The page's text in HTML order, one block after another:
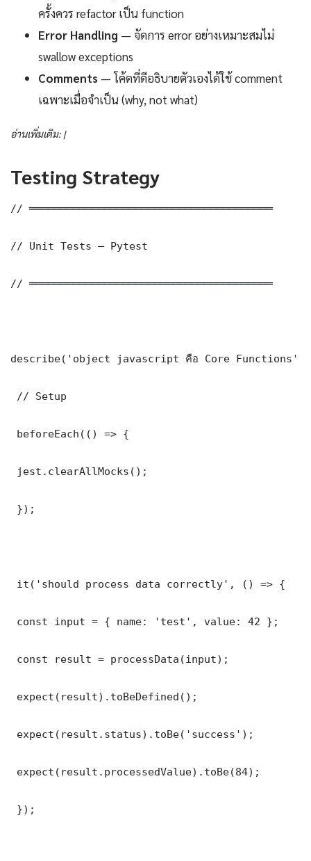
ครั้งควร refactor เป็น function
Error Handling — จัดการ error อย่างเหมาะสมไม่
swallow exceptions
Comments — โค้ดที่ดีอธิบายตัวเองได้ใช้ comment
เฉพาะเมื่อจำเป็น (why, not what)
อ่านเพิ่มเติม: |
Testing Strategy
// ═══════════════════════════════════════
// Unit Tests — Pytest
// ═══════════════════════════════════════
describe('object javascript คือ Core
// Setup
beforeEach(() => {
jest.clearAllMocks();
});
it('should process data correctly', () => {
const input = { name: 'test', value: 42 };
const result = processData(input);
expect(result).toBeDefined();
expect(result.status).toBe('success');
expect(result.processedValue).toBe(84);
});